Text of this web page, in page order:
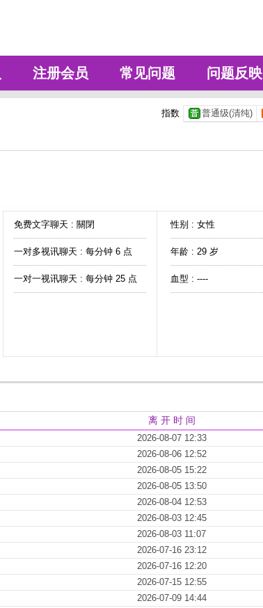
注册会员 常见问题 问题反映
指数 普通级(清纯)
免费文字聊天 : 關閉
一对多视讯聊天 : 每分钟 6 点
一对一视讯聊天 : 每分钟 25 点
性别 : 女性
年龄 : 29 岁
血型 : ----
离 开 时 间
2026-08-07 12:33
2026-08-06 12:52
2026-08-05 15:22
2026-08-05 13:50
2026-08-04 12:53
2026-08-03 12:45
2026-08-03 11:07
2026-07-16 23:12
2026-07-16 12:20
2026-07-15 12:55
2026-07-09 14:44